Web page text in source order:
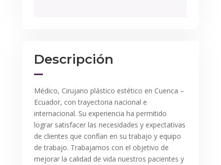
Descripción
Médico, Cirujano plástico estético en Cuenca –
Ecuador, con trayectoria nacional e
internacional. Su experiencia ha permitido
lograr satisfacer las necesidades y expectativas
de clientes que confían en su trabajo y equipo
de trabajo. Trabajamos con el objetivo de
mejorar la calidad de vida nuestros pacientes y